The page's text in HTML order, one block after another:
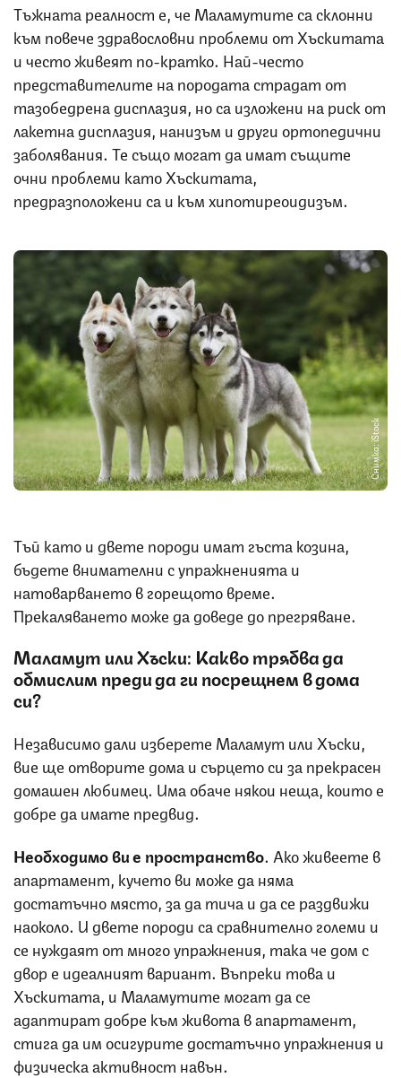
Тъжната реалност е, че Маламутите са склонни
към повече здравословни проблеми от Хъскитата
и често живеят по-кратко. Най-често
представителите на породата страдат от
тазобедрена дисплазия, но са изложени на риск от
лакетна дисплазия, нанизъм и други ортопедични
заболявания. Те също могат да имат същите
очни проблеми като Хъскитата,
предразположени са и към хипотиреоидизъм.
Снимка: iStock
Тъй като и двете породи имат гъста козина,
бъдете внимателни с упражненията и
натоварването в горещото време.
Прекаляването може да доведе до прегряване.
Маламут или Хъски: Какво трябва да
обмислим преди да ги посрещнем в дома
си?
Независимо дали изберете Маламут или Хъски,
вие ще отворите дома и сърцето си за прекрасен
домашен любимец. Има обаче някои неща, които е
добре да имате предвид.
Необходимо ви е пространство. Ако живеете в
апартамент, кучето ви може да няма
достатъчно място, за да тича и да се раздвижи
наоколо. И двете породи са сравнително големи и
се нуждаят от много упражнения, така че дом с
двор е идеалният вариант. Въпреки това и
Хъскитата, и Маламутите могат да се
адаптират добре към живота в апартамент,
стига да им осигурите достатъчно упражнения и
физическа активност навън.